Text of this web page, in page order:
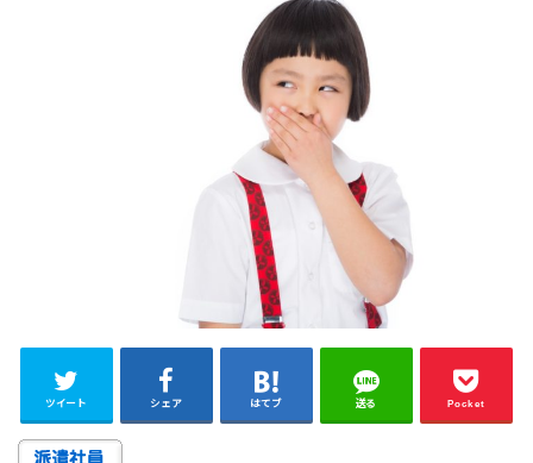
ツイート シェア はてブ 送る Pocket